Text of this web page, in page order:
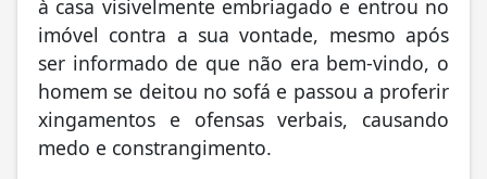
à casa visivelmente embriagado e entrou no
imóvel contra a sua vontade, mesmo após
ser informado de que não era bem-vindo, o
homem se deitou no sofá e passou a proferir
xingamentos e ofensas verbais, causando
medo e constrangimento.